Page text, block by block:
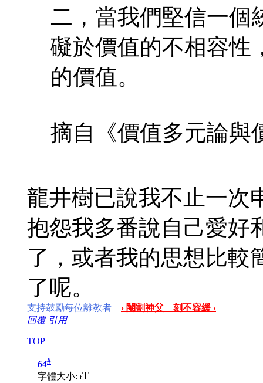
二，當我們堅信一個
礙於價值的不相容性
的價值。
摘自《價值多元論與
龍井樹已說我不止一次
抱怨我多番說自己愛好
了，或者我的思想比較
了呢。
支持鼓勵每位離教者
› 閹割神父 刻不容緩 ‹
回覆 引用
TOP
64#
字體大小: tT